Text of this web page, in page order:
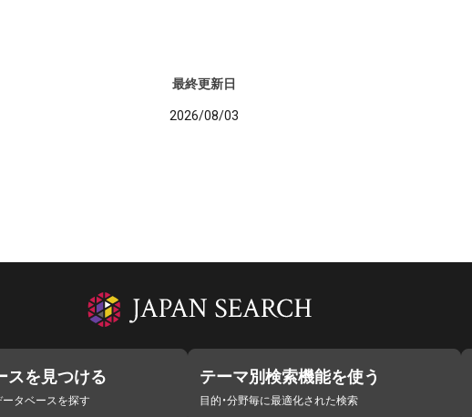
最終更新日
2026/08/03
スを見つける
タベースを探す
テーマ別検索機能を使う
目的・分野毎に最適化された検索